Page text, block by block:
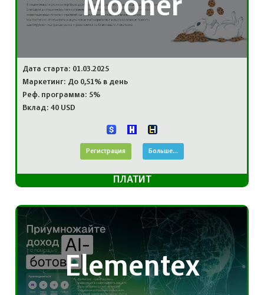
Mooner
Дата старта: 01.03.2025
Маркетинг: До 0,51% в день
Реф. программа: 5%
Вклад: 40 USD
Регистрация Больше...
ПЛАТИТ
Elementex